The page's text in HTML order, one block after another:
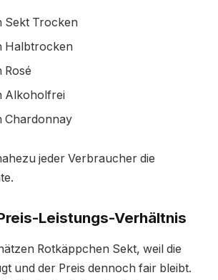
Sekt Trocken
Halbtrocken
Rosé
Alkoholfrei
Chardonnay
jeder Verbraucher die
Leistungs-Verhältnis
Rotkäppchen Sekt, weil die
und der Preis dennoch fair bleibt.